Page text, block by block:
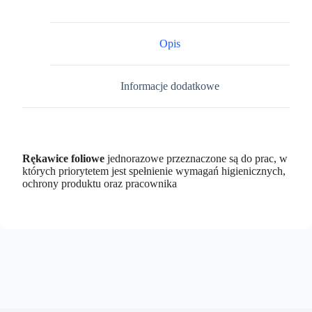
Opis
Informacje dodatkowe
Rękawice foliowe jednorazowe przeznaczone są do prac, w
których priorytetem jest spełnienie wymagań higienicznych,
ochrony produktu oraz pracownika